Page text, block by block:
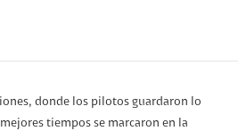
donde los pilotos guardaron lo
tiempos se marcaron en la